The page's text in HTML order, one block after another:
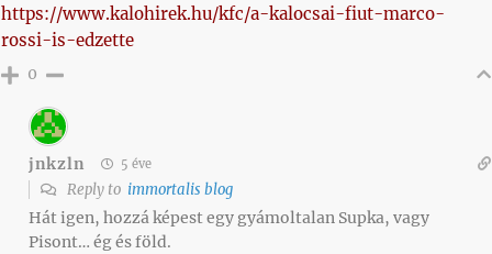
https://www.kalohirek.hu/kfc/a-kalocsai-fiut-marco-
rossi-is-edzette
0
jnkzln 5 éve
Reply to immortalis blog
Hát igen, hozzá képest egy gyámoltalan Supka, vagy
Pisont… ég és föld.